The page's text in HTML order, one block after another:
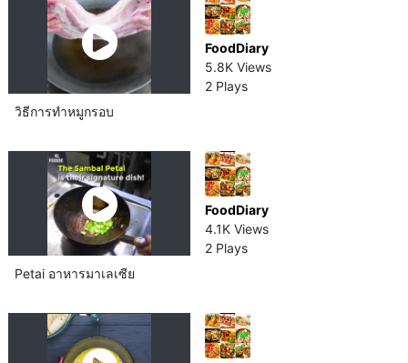
FoodDiary
5.8K Views
2 Plays
วิธีการทำหมู​กรอบ
FoodDiary
4.1K Views
2 Plays
Petai อาหารมาเลเซีย​